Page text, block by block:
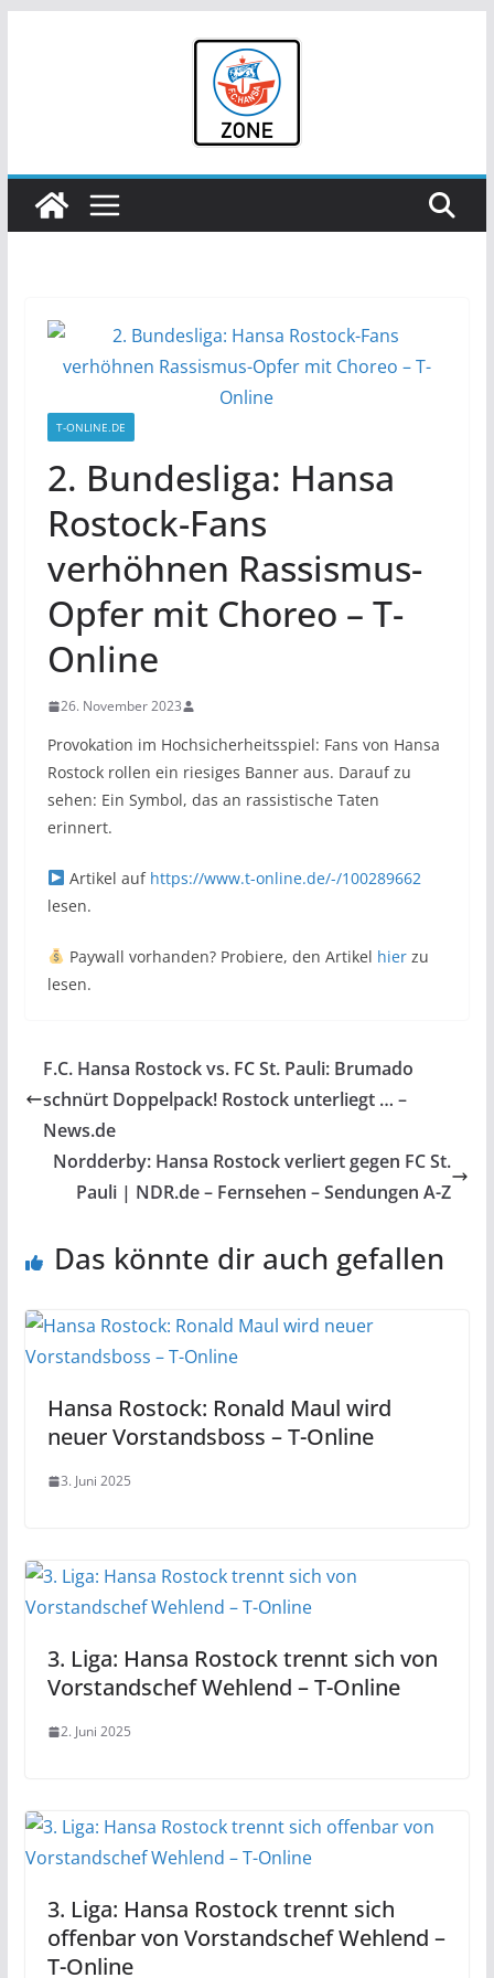
T-ONLINE.DE
2. Bundesliga: Hansa
Rostock-Fans
verhöhnen Rassismus-
Opfer mit Choreo – T-
Online
26. November 2023
Provokation im Hochsicherheitsspiel: Fans von Hansa
Rostock rollen ein riesiges Banner aus. Darauf zu
sehen: Ein Symbol, das an rassistische Taten
erinnert.
Artikel auf https://www.t-online.de/-/100289662
lesen.
Paywall vorhanden? Probiere, den Artikel hierzu
lesen.
F.C. Hansa Rostock vs. FC St. Pauli: Brumado
schnürt Doppelpack! Rostock unterliegt … –
News.de
Nordderby: Hansa Rostock verliert gegen FC St.
Pauli | NDR.de – Fernsehen – Sendungen A-Z
Das könnte dir auch gefallen
Hansa Rostock: Ronald Maul wird
neuer Vorstandsboss – T-Online
3. Juni 2025
3. Liga: Hansa Rostock trennt sich von
Vorstandschef Wehlend – T-Online
2. Juni 2025
3. Liga: Hansa Rostock trennt sich
offenbar von Vorstandschef Wehlend –
T-Online